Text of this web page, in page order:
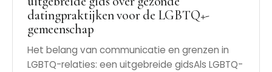
datingpraktijken voor de LGBTQ+-
gemeenschap
Het belang van communicatie en grenzen in
LGBTQ-relaties: een uitgebreide gidsAls LGBTQ-